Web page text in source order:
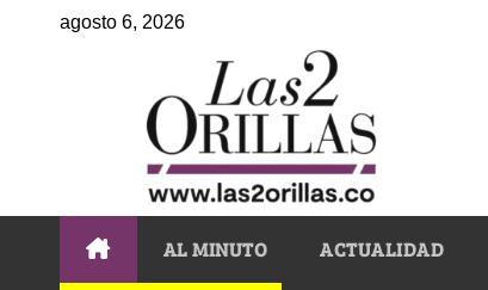
agosto 6, 2026
AL MINUTO ACTUALIDAD